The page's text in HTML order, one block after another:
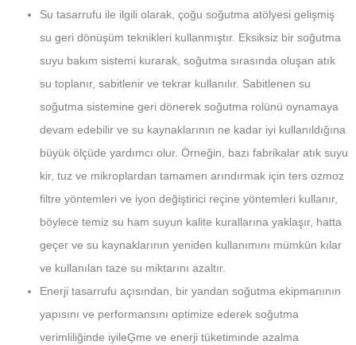
Su tasarrufu ile ilgili olarak, çoğu soğutma atölyesi gelişmiş
su geri dönüşüm teknikleri kullanmıştır. Eksiksiz bir soğutma
suyu bakım sistemi kurarak, soğutma sırasında oluşan atık
su toplanır, sabitlenir ve tekrar kullanılır. Sabitlenen su
soğutma sistemine geri dönerek soğutma rolünü oynamaya
devam edebilir ve su kaynaklarının ne kadar iyi kullanıldığına
büyük ölçüde yardımcı olur. Örneğin, bazı fabrikalar atık suyu
kir, tuz ve mikroplardan tamamen arındırmak için ters ozmoz
filtre yöntemleri ve iyon değiştirici reçine yöntemleri kullanır,
böylece temiz su ham suyun kalite kurallarına yaklaşır, hatta
geçer ve su kaynaklarının yeniden kullanımını mümkün kılar
ve kullanılan taze su miktarını azaltır.
Enerji tasarrufu açısından, bir yandan soğutma ekipmanının
yapısını ve performansını optimize ederek soğutma
verimliliğinde iyileĢme ve enerji tüketiminde azalma